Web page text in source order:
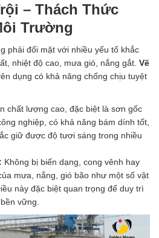
– Thách Thức
Trường
phải đối mặt với nhiều yếu tố khắc
nhiệt độ cao, mưa gió, nắng gắt. Vẽ
dụng có khả năng chống chịu tuyệt
chất lượng cao, đặc biệt là sơn gốc
nghiệp, có khả năng bám dính tốt,
giữ được độ tươi sáng trong nhiều
Không bị biến dạng, cong vênh hay
mưa, nắng, gió bão như một số vật
này đặc biệt quan trọng để duy trì
vững.